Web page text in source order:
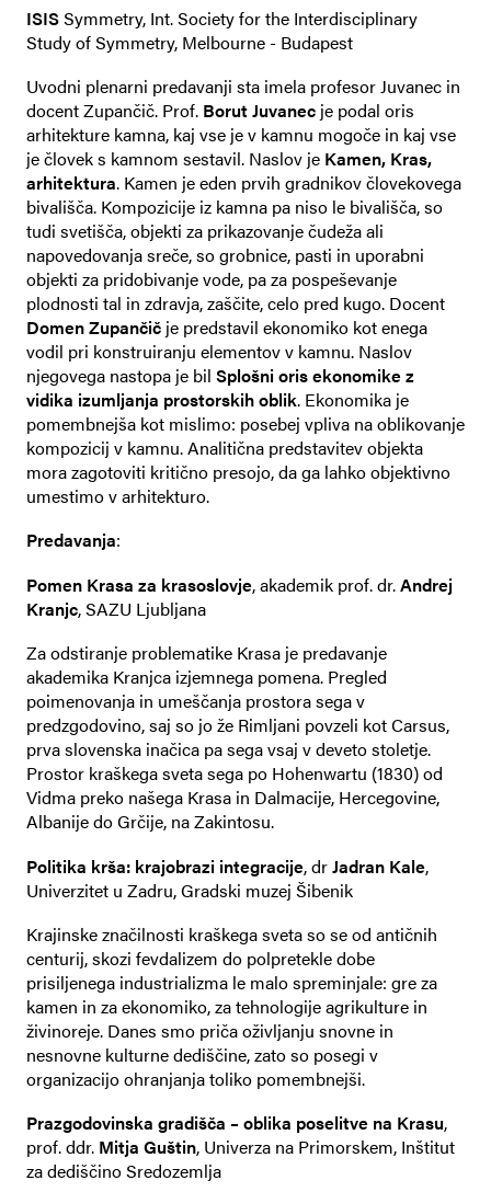
ISISSymmetry, Int. Society for the Interdisciplinary
Study of Symmetry, Melbourne - Budapest
Uvodni plenarni predavanji sta imela profesor Juvanec in
docent Zupančič. Prof. Borut Juvanec je podal oris
arhitekture kamna, kaj vse je v kamnu mogoče in kaj vse
je človek s kamnom sestavil. Naslov je Kamen, Kras,
arhitektura. Kamen je eden prvih gradnikov človekovega
bivališča. Kompozicije iz kamna pa niso le bivališča, so
tudi svetišča, objekti za prikazovanje čudeža ali
napovedovanja sreče, so grobnice, pasti in uporabni
objekti za pridobivanje vode, pa za pospeševanje
plodnosti tal in zdravja, zaščite, celo pred kugo. Docent
Domen Zupančič je predstavil ekonomiko kot enega
vodil pri konstruiranju elementov v kamnu. Naslov
njegovega nastopa je bil Splošni oris ekonomike z
vidika izumljanja prostorskih oblik. Ekonomika je
pomembnejša kot mislimo: posebej vpliva na oblikovanje
kompozicij v kamnu. Analitična predstavitev objekta
mora zagotoviti kritično presojo, da ga lahko objektivno
umestimo v arhitekturo.
Predavanja:
Pomen Krasa za krasoslovje, akademik prof. dr.Andrej
Kranjc, SAZU Ljubljana
Za odstiranje problematike Krasa je predavanje
akademika Kranjca izjemnega pomena. Pregled
poimenovanja in umeščanja prostora sega v
predzgodovino, saj so jo že Rimljani povzeli kot Carsus,
prva slovenska inačica pa sega vsaj v deveto stoletje.
Prostor kraškega sveta sega po Hohenwartu (1830) od
Vidma preko našega Krasa in Dalmacije, Hercegovine,
Albanije do Grčije, na Zakintosu.
Politika krša: krajobrazi integracije, drJadran Kale,
Univerzitet u Zadru, Gradski muzej Šibenik
Krajinske značilnosti kraškega sveta so se od antičnih
centurij, skozi fevdalizem do polpretekle dobe
prisiljenega industrializma le malo spreminjale: gre za
kamen in za ekonomiko, za tehnologije agrikulture in
živinoreje. Danes smo priča oživljanju snovne in
nesnovne kulturne dediščine, zato so posegi v
organizacijo ohranjanja toliko pomembnejši.
Prazgodovinska gradišča – oblika poselitve na Krasu,
prof. ddr. Mitja Guštin, Univerza na Primorskem, Inštitut
za dediščino Sredozemlja